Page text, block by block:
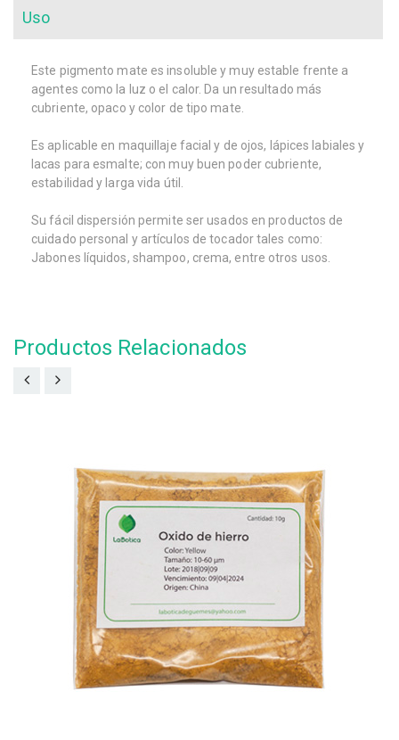
Uso
Este pigmento mate es insoluble y muy estable frente a
agentes como la luz o el calor. Da un resultado más
cubriente, opaco y color de tipo mate.
Es aplicable en maquillaje facial y de ojos, lápices labiales y
lacas para esmalte; con muy buen poder cubriente,
estabilidad y larga vida útil.
Su fácil dispersión permite ser usados en productos de
cuidado personal y artículos de tocador tales como:
Jabones líquidos, shampoo, crema, entre otros usos.
Productos Relacionados